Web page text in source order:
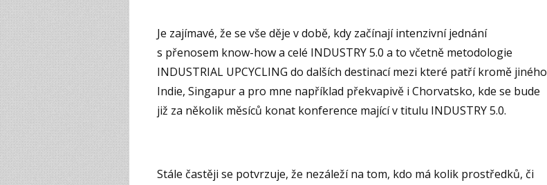
Je zajímavé, že se vše děje v době, kdy začínají intenzivní jednání
s přenosem know-how a celé INDUSTRY 5.0 a to včetně metodologie
INDUSTRIAL UPCYCLING do dalších destinací mezi které patří kromě jiného
Indie, Singapur a pro mne například překvapivě i Chorvatsko, kde se bude
již za několik měsíců konat konference mající v titulu INDUSTRY 5.0.
Stále častěji se potvrzuje, že nezáleží na tom, kdo má kolik prostředků, či